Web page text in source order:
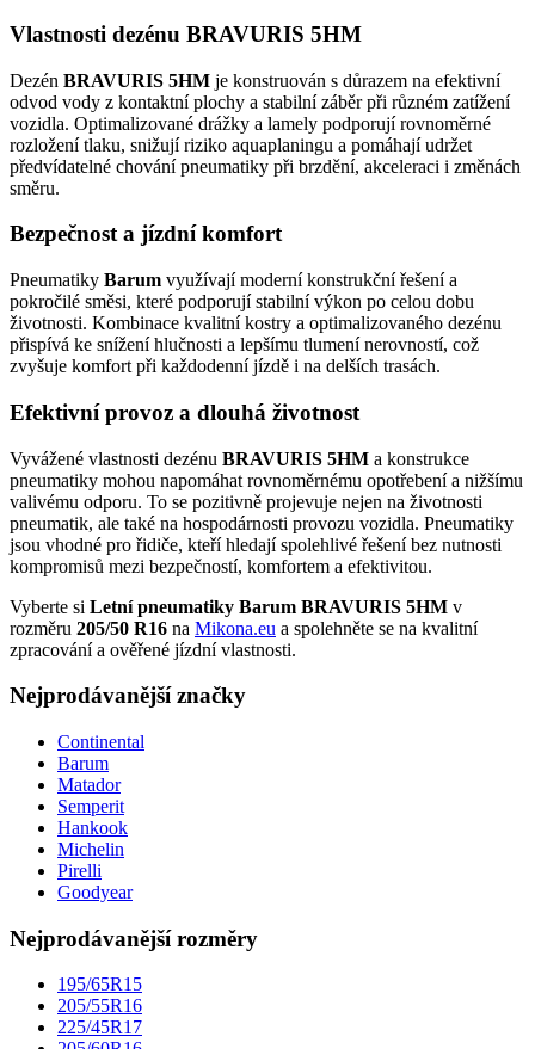
Vlastnosti dezénu BRAVURIS 5HM
Dezén BRAVURIS 5HM je konstruován s důrazem na efektivní
odvod vody z kontaktní plochy a stabilní záběr při různém zatížení
vozidla. Optimalizované drážky a lamely podporují rovnoměrné
rozložení tlaku, snižují riziko aquaplaningu a pomáhají udržet
předvídatelné chování pneumatiky při brzdění, akceleraci i změnách
směru.
Bezpečnost a jízdní komfort
Pneumatiky Barum využívají moderní konstrukční řešení a
pokročilé směsi, které podporují stabilní výkon po celou dobu
životnosti. Kombinace kvalitní kostry a optimalizovaného dezénu
přispívá ke snížení hlučnosti a lepšímu tlumení nerovností, což
zvyšuje komfort při každodenní jízdě i na delších trasách.
Efektivní provoz a dlouhá životnost
Vyvážené vlastnosti dezénu BRAVURIS 5HM a konstrukce
pneumatiky mohou napomáhat rovnoměrnému opotřebení a nižšímu
valivému odporu. To se pozitivně projevuje nejen na životnosti
pneumatik, ale také na hospodárnosti provozu vozidla. Pneumatiky
jsou vhodné pro řidiče, kteří hledají spolehlivé řešení bez nutnosti
kompromisů mezi bezpečností, komfortem a efektivitou.
Vyberte si Letní pneumatiky Barum BRAVURIS 5HM v
rozměru 205/50 R16 na Mikona.eu a spolehněte se na kvalitní
zpracování a ověřené jízdní vlastnosti.
Nejprodávanější značky
Continental
Barum
Matador
Semperit
Hankook
Michelin
Pirelli
Goodyear
Nejprodávanější rozměry
195/65R15
205/55R16
225/45R17